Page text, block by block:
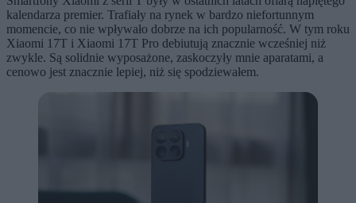
kalendarza premier. Trafiały na rynek w bardzo niefortunnym
momencie, co nie wpływało dobrze na ich popularność. W tym roku
Xiaomi 17T i Xiaomi 17T Pro debiutują znacznie wcześniej niż
zwykle. Są solidnie wyposażone, zaskoczyły mnie aparatami, a
cenowo jest znacznie lepiej, niż się spodziewałem.